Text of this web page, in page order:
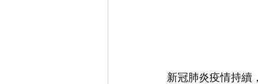
新冠肺炎疫情持續